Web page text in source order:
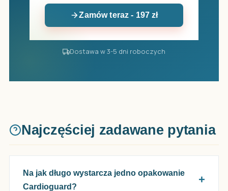
Zamów teraz - 197 zł
Dostawa w 3-5 dni roboczych
Najczęściej zadawane pytania
Na jak długo wystarcza jedno opakowanie
Cardioguard?